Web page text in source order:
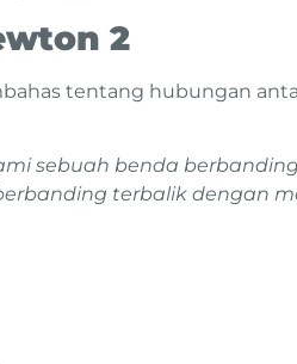
2
tentang hubungan
sebuah benda
terbalik dengan